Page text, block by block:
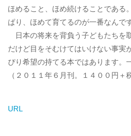
ほめること、ほめ続けることである
ぱり、ほめて育てるのが一番なんで
日本の将来を背負う子どもたちを
だけど目をそむけてはいけない事実
ぴり希望の持てる本ではあります。
（２０１１年６月刊。１４００円＋
URL